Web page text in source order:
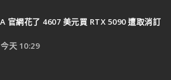
官網花了 4607 美元買 RTX 5090 遭取消訂
今天 10:29